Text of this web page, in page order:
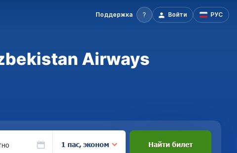
Поддержка Войти РУС
Airways
1 пас, эконом Найти билет